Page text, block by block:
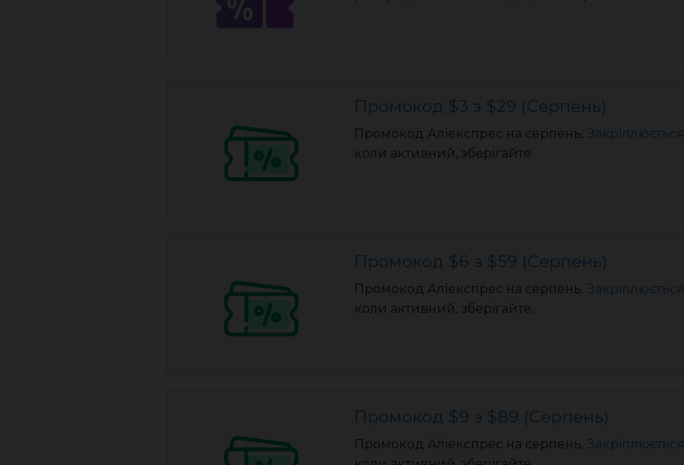
Промокод $3 з $29 (Серпень)
Промокод Аліекспрес на серпень. Закріплюється
коли активний, зберігайте.
Промокод $6 з $59 (Серпень)
Промокод Аліекспрес на серпень. Закріплюється
коли активний, зберігайте.
Промокод $9 з $89 (Серпень)
Промокод Аліекспрес на серпень. Закріплюється